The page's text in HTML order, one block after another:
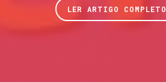
LER ARTIGO COMPLETO